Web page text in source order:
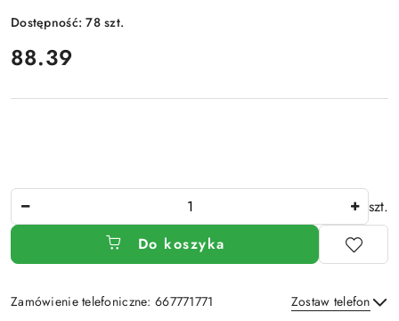
Dostępność:78szt.
cena:
88.39
szt.
Do koszyka
Zamówienie telefoniczne: 667771771 Zostaw telefon